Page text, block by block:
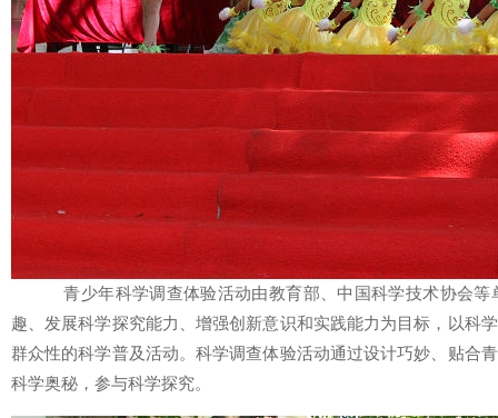
青少年科学调查体验活动由教育部、中国科学技术协会
趣、发展科学探究能力、增强创新意识和实践能力为目标，以科
群众性的科学普及活动。科学调查体验活动通过设计巧妙、贴合
科学奥秘，参与科学探究。